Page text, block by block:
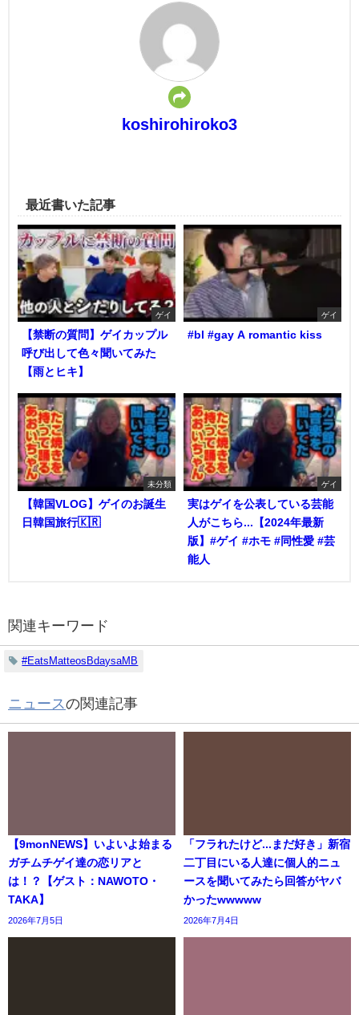
koshirohiroko3
最近書いた記事
ゲイ
【禁断の質問】ゲイカップル
呼び出して色々聞いてみた
【雨とヒキ】
ゲイ
#bl #gay A romantic kiss
未分類
【韓国VLOG】ゲイのお誕生
日韓国旅行🇰🇷
ゲイ
実はゲイを公表している芸能
人がこちら...【2024年最新
版】#ゲイ #ホモ #同性愛 #芸
能人
関連キーワード
#EatsMatteosBdaysaMB
ニュースの関連記事
【9monNEWS】いよいよ始まる
ガチムチゲイ達の恋リアと
は！？【ゲスト：NAWOTO・
TAKA】
2026年7月5日
「フラれたけど...まだ好き」新宿
二丁目にいる人達に個人的ニュ
ースを聞いてみたら回答がヤバ
かったwwwww
2026年7月4日